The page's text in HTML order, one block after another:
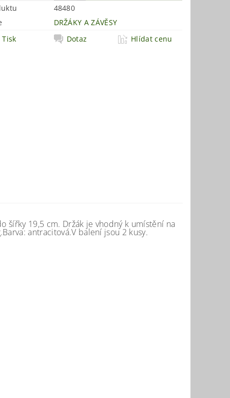
48480
DRŽÁKY A ZÁVĚSY
Tisk
Dotaz Hlídat cenu
šířky 19,5 cm. Držák je vhodný k umístění na
antracitová.V balení jsou 2 kusy.